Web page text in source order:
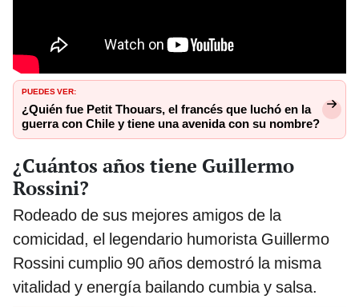
PUEDES VER:
¿Quién fue Petit Thouars, el francés que luchó en la
guerra con Chile y tiene una avenida con su nombre?
¿Cuántos años tiene Guillermo
Rossini?
Rodeado de sus mejores amigos de la
comicidad, el legendario humorista Guillermo
Rossini cumplio 90 años demostró la misma
vitalidad y energía bailando cumbia y salsa.